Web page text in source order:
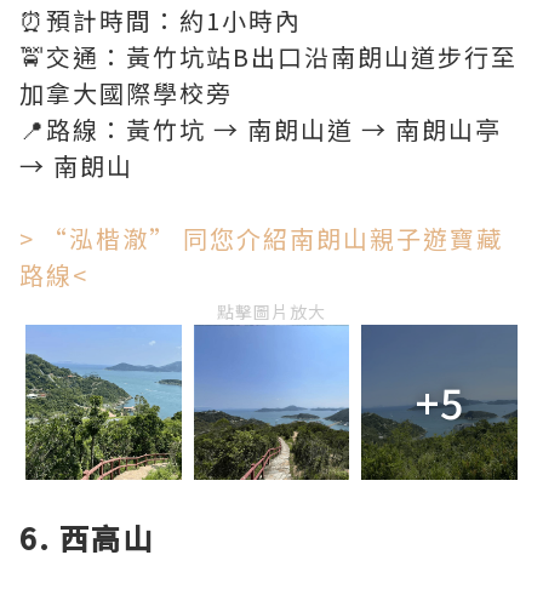
⏰預計時間：約1小時內
🚖交通：黃竹坑站B出口沿南朗山道步行至
加拿大國際學校旁
📍路線：黃竹坑 → 南朗山道 → 南朗山亭
→ 南朗山
> “泓楷澈” 同您介紹南朗山親子遊寶藏
路線<
點擊圖片放大
+5
6. 西高山